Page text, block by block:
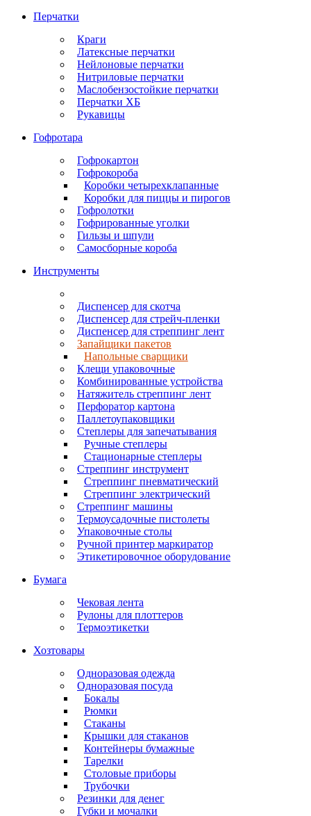
Перчатки
Краги
Латексные перчатки
Нейлоновые перчатки
Нитриловые перчатки
Маслобензостойкие перчатки
Перчатки ХБ
Рукавицы
Гофротара
Гофрокартон
Гофрокороба
Коробки четырехклапанные
Коробки для пиццы и пирогов
Гофролотки
Гофрированные уголки
Гильзы и шпули
Самосборные короба
Инструменты
Диспенсер для скотча
Диспенсер для стрейч-пленки
Диспенсер для стреппинг лент
Запайщики пакетов
Напольные сварщики
Клещи упаковочные
Комбинированные устройства
Натяжитель стреппинг лент
Перфоратор картона
Паллетоупаковщики
Степлеры для запечатывания
Ручные степлеры
Стационарные степлеры
Стреппинг инструмент
Стреппинг пневматический
Стреппинг электрический
Стреппинг машины
Термоусадочные пистолеты
Упаковочные столы
Ручной принтер маркиратор
Этикетировочное оборудование
Бумага
Чековая лента
Рулоны для плоттеров
Термоэтикетки
Хозтовары
Одноразовая одежда
Одноразовая посуда
Бокалы
Рюмки
Стаканы
Крышки для стаканов
Контейнеры бумажные
Тарелки
Столовые приборы
Трубочки
Резинки для денег
Губки и мочалки